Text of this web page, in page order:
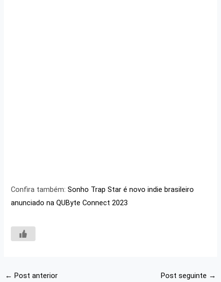
Confira também:Sonho Trap Star é novo indie brasileiro
anunciado na QUByte Connect 2023
← Post anterior Post seguinte →